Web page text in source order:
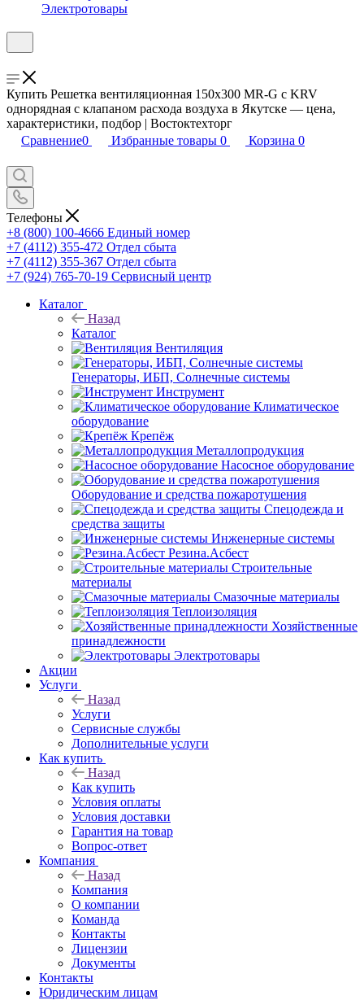
Электротовары
Купить Решетка вентиляционная 150х300 MR-G с KRV
однорядная с клапаном расхода воздуха в Якутске — цена,
характеристики, подбор | Востоктехторг
Сравнение0 Избранные товары 0 Корзина 0
Телефоны
+8 (800) 100-4666 Единый номер
+7 (4112) 355-472 Отдел сбыта
+7 (4112) 355-367 Отдел сбыта
+7 (924) 765-70-19 Сервисный центр
Каталог
Назад
Каталог
Вентиляция
Генераторы, ИБП, Солнечные системы
Инструмент
Климатическое
оборудование
Крепёж
Металлопродукция
Насосное оборудование
Оборудование и средства пожаротушения
Спецодежда и
средства защиты
Инженерные системы
Резина.Асбест
Строительные
материалы
Смазочные материалы
Теплоизоляция
Хозяйственные
принадлежности
Электротовары
Акции
Услуги
Назад
Услуги
Сервисные службы
Дополнительные услуги
Как купить
Назад
Как купить
Условия оплаты
Условия доставки
Гарантия на товар
Вопрос-ответ
Компания
Назад
Компания
О компании
Команда
Контакты
Лицензии
Документы
Контакты
Юридическим лицам